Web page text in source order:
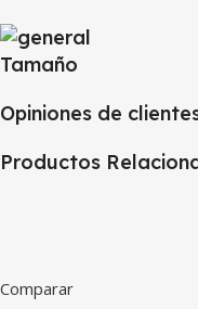
Tamaño
Opiniones de
Productos
Comparar